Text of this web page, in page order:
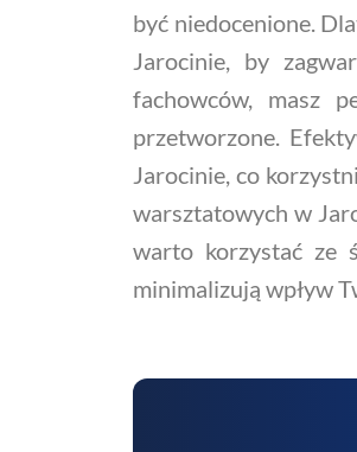
być niedocenione.
Jarocinie, by
fachowców, masz
przetworzone.
Jarocinie, co
warsztatowych w
warto korzystać ze
minimalizują wpływ